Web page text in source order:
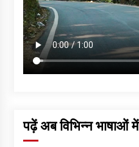
पढ़ें अब विभिन्न भाषाओं में